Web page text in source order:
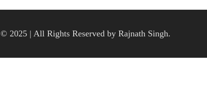
© 2025 | All Rights Reserved by Rajnath Singh.